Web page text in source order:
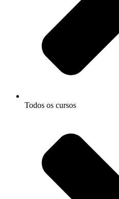
Todos os cursos